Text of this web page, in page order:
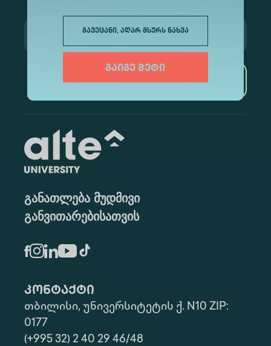
გავეცანი, აღარ მსურს ნახვა
გაიგე მეტი
გამოწერა
განათლება მუდმივი
განვითარებისათვის
კონტაქტი
თბილისი, უნივერსიტეტის ქ. N10 ZIP:
0177
(+995 32) 2 40 29 46/48